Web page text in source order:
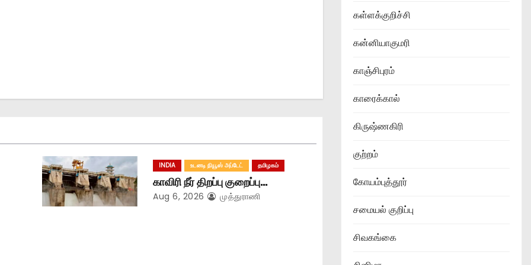
INDIA உடனடி நியூஸ் அப்டேட் தமிழகம்
காவிரி நீர் திறப்பு குறைப்பு…
Aug 6, 2026 முத்துராணி
கள்ளக்குறிச்சி
கன்னியாகுமரி
காஞ்சிபுரம்
காரைக்கால்
கிருஷ்ணகிரி
குற்றம்
கோயம்புத்தூர்
சமையல் குறிப்பு
சிவகங்கை